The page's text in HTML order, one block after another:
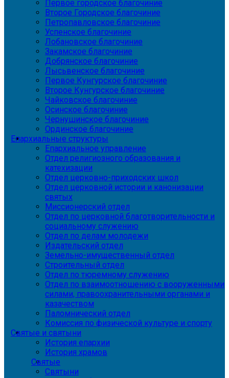
Первое городское благочиние
Второе Городское благочиние
Петропавловское благочиние
Успенское благочиние
Лобановское благочиние
Закамское благочиние
Добрянское благочиние
Лысьвенское благочиние
Первое Кунгурское благочиние
Второе Кунгурское благочиние
Чайковское благочиние
Осинское благочиние
Чернушинское благочиние
Ординское благочиние
Епархиальные структуры
Епархиальное управление
Отдел религиозного образования и
катехизации
Отдел церковно-приходских школ
Отдел церковной истории и канонизации
святых
Миссионерский отдел
Отдел по церковной благотворительности и
социальному служению
Отдел по делам молодежи
Издательский отдел
Земельно-имущественный отдел
Строительный отдел
Отдел по тюремному служению
Отдел по взаимоотношению с вооруженными
силами, правоохранительными органами и
казачеством
Паломнический отдел
Комиссия по физической культуре и спорту
Святые и святыни
История епархии
История храмов
Святые
Святыни